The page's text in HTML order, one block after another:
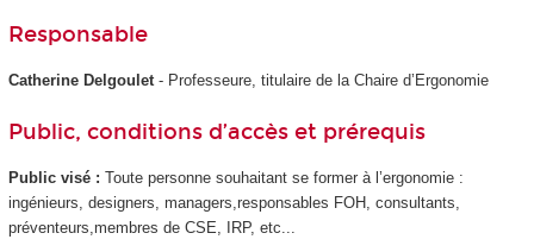
Responsable
Catherine Delgoulet- Professeure, titulaire de la Chaire d’Ergonomie
Public, conditions d’accès et prérequis
Public visé : Toute personne souhaitant se former à l’ergonomie :
ingénieurs, designers, managers,responsables FOH, consultants,
préventeurs,membres de CSE, IRP, etc...